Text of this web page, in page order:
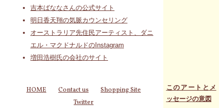
このアートとメ
ッセージの意図
吉本ばななさんの公式サイト
明日香天翔の気脈カウンセリング
オーストラリア先住民アーティスト、ダニ
エル・マクドナルドのInstagram
増田浩樹氏の会社のサイト
HOME Contact us
Shopping Site
Twitter